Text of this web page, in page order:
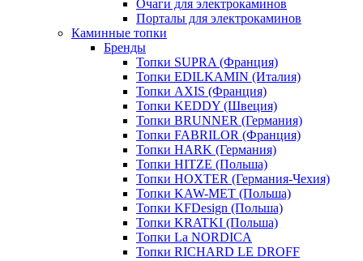
Очаги для электрокаминов
Порталы для электрокаминов
Каминные топки
Бренды
Топки SUPRA (Франция)
Топки EDILKAMIN (Италия)
Топки AXIS (Франция)
Топки KEDDY (Швеция)
Топки BRUNNER (Германия)
Топки FABRILOR (Франция)
Топки HARK (Германия)
Топки HITZE (Польша)
Топки HOXTER (Германия-Чехия)
Топки KAW-MET (Польша)
Топки KFDesign (Польша)
Топки KRATKI (Польша)
Топки La NORDICA
Топки RICHARD LE DROFF